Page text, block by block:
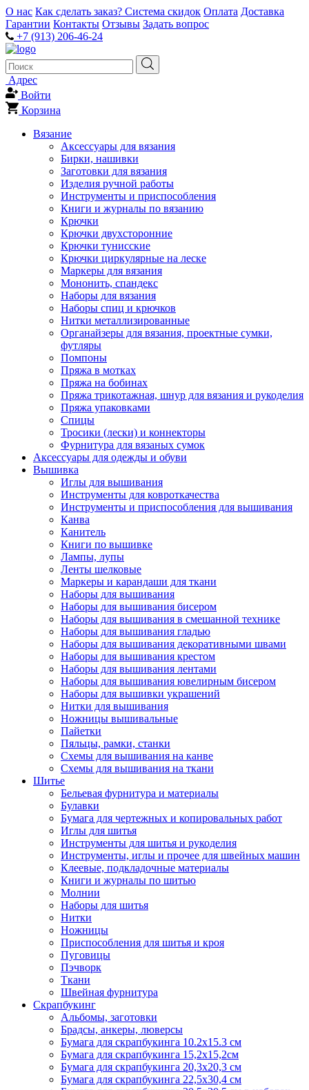
О нас Как сделать заказ? Система скидок Оплата Доставка
Гарантии Контакты Отзывы Задать вопрос
+7 (913) 206-46-24
Адрес
Войти
Корзина
Вязание
Аксессуары для вязания
Бирки, нашивки
Заготовки для вязания
Изделия ручной работы
Инструменты и приспособления
Книги и журналы по вязанию
Крючки
Крючки двухсторонние
Крючки тунисские
Крючки циркулярные на леске
Маркеры для вязания
Мононить, спандекс
Наборы для вязания
Наборы спиц и крючков
Нитки металлизированные
Органайзеры для вязания, проектные сумки,
футляры
Помпоны
Пряжа в мотках
Пряжа на бобинах
Пряжа трикотажная, шнур для вязания и рукоделия
Пряжа упаковками
Спицы
Тросики (лески) и коннекторы
Фурнитура для вязаных сумок
Аксессуары для одежды и обуви
Вышивка
Иглы для вышивания
Инструменты для ковроткачества
Инструменты и приспособления для вышивания
Канва
Канитель
Книги по вышивке
Лампы, лупы
Ленты шелковые
Маркеры и карандаши для ткани
Наборы для вышивания
Наборы для вышивания бисером
Наборы для вышивания в смешанной технике
Наборы для вышивания гладью
Наборы для вышивания декоративными швами
Наборы для вышивания крестом
Наборы для вышивания лентами
Наборы для вышивания ювелирным бисером
Наборы для вышивки украшений
Нитки для вышивания
Ножницы вышивальные
Пайетки
Пяльцы, рамки, станки
Схемы для вышивания на канве
Схемы для вышивания на ткани
Шитье
Бельевая фурнитура и материалы
Булавки
Бумага для чертежных и копировальных работ
Иглы для шитья
Инструменты для шитья и рукоделия
Инструменты, иглы и прочее для швейных машин
Клеевые, подкладочные материалы
Книги и журналы по шитью
Молнии
Наборы для шитья
Нитки
Ножницы
Приспособления для шитья и кроя
Пуговицы
Пэчворк
Ткани
Швейная фурнитура
Скрапбукинг
Альбомы, заготовки
Брадсы, анкеры, люверсы
Бумага для скрапбукинга 10.2х15.3 см
Бумага для скрапбукинга 15,2х15,2см
Бумага для скрапбукинга 20,3х20,3 см
Бумага для скрапбукинга 22,5х30,4 см